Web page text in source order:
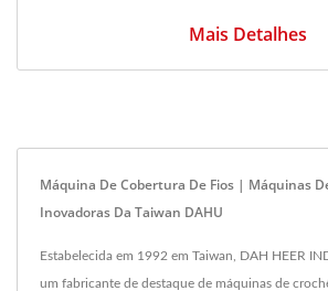
Mais Detalhes
Máquina De Cobertura De Fios | Máquinas
Inovadoras Da Taiwan DAHU
Estabelecida em 1992 em Taiwan, DAH HEER
um fabricante de destaque de máquinas de